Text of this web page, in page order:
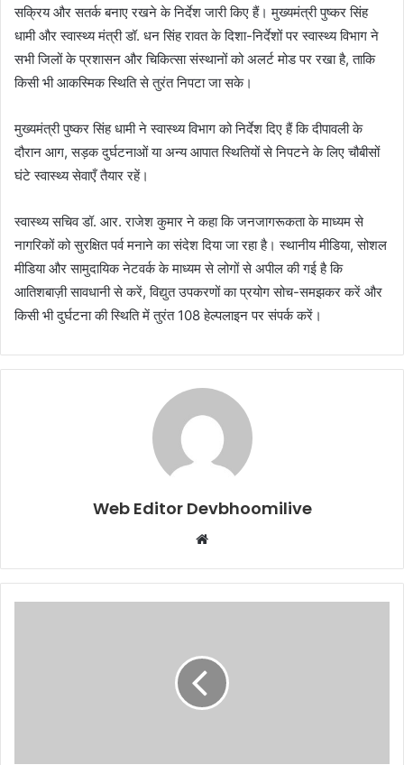
सक्रिय और सतर्क बनाए रखने के निर्देश जारी किए हैं। मुख्यमंत्री पुष्कर सिंह
धामी और स्वास्थ्य मंत्री डॉ. धन सिंह रावत के दिशा-निर्देशों पर स्वास्थ्य विभाग ने
सभी जिलों के प्रशासन और चिकित्सा संस्थानों को अलर्ट मोड पर रखा है, ताकि
किसी भी आकस्मिक स्थिति से तुरंत निपटा जा सके।
मुख्यमंत्री पुष्कर सिंह धामी ने स्वास्थ्य विभाग को निर्देश दिए हैं कि दीपावली के
दौरान आग, सड़क दुर्घटनाओं या अन्य आपात स्थितियों से निपटने के लिए चौबीसों
घंटे स्वास्थ्य सेवाएँ तैयार रहें।
स्वास्थ्य सचिव डॉ. आर. राजेश कुमार ने कहा कि जनजागरूकता के माध्यम से
नागरिकों को सुरक्षित पर्व मनाने का संदेश दिया जा रहा है। स्थानीय मीडिया, सोशल
मीडिया और सामुदायिक नेटवर्क के माध्यम से लोगों से अपील की गई है कि
आतिशबाज़ी सावधानी से करें, विद्युत उपकरणों का प्रयोग सोच-समझकर करें और
किसी भी दुर्घटना की स्थिति में तुरंत 108 हेल्पलाइन पर संपर्क करें।
Web Editor Devbhoomilive
Website